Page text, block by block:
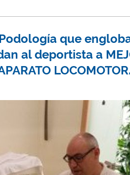
que
al deportista a
LOCOMOTOR.